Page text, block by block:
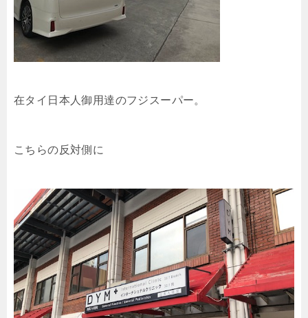
在タイ日本人御用達のフジスーパー。
こちらの反対側に